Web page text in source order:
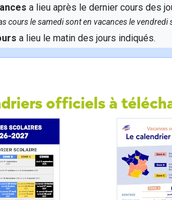
a lieu après le dernier cours des
cours le samedi sont en vacances le vendredi
a lieu le matin des jours indiqués.
officiels à